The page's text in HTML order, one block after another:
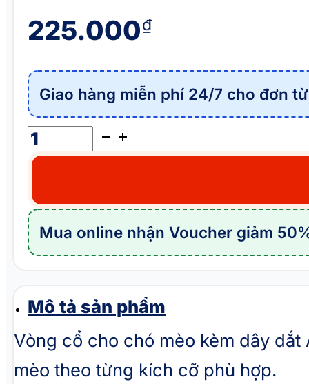
Mô tả sản phẩm
Vòng cổ cho chó mèo kèm dây dắt
mèo theo từng kích cỡ phù hợp.
225.000₫
Giao hàng miễn phí 24/7 cho đơn
Vòng
cổ
chó
mèo
kèm
AMBABY
PET
1JXS042
số
Mua online nhận Voucher giảm